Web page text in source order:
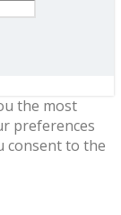
the most
preferences
consent to the